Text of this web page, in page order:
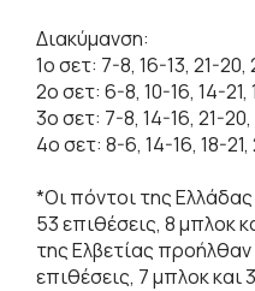
Διακύμανση:
1ο σετ: 7-8, 16-13, 21-20,
2ο σετ: 6-8, 10-16, 14-21,
3ο σετ: 7-8, 14-16, 21-
4ο σετ: 8-6, 14-16, 18-
*Οι πόντοι της
53 επιθέσεις, 8 μπλοκ
της Ελβετίας
επιθέσεις, 7 μπλοκ